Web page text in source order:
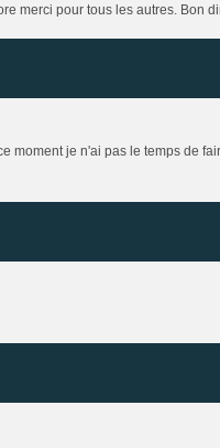
merci pour tous les autres. Bon
moment je n'ai pas le temps de